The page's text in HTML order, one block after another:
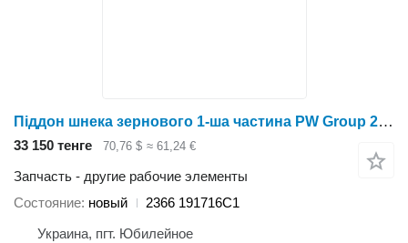
Піддон шнека зернового 1-ша частина PW Group 2366 191716C1 для зерноуборочного комбайна
33 150 тенге 70,76 $ ≈ 61,24 €
Запчасть - другие рабочие элементы
Состояние новый
2366 191716C1
Украина, пгт. Юбилейное